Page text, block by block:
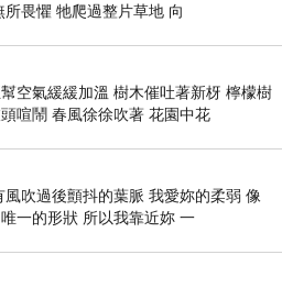
畏懼 牠爬過整片草地 向
空氣緩緩加溫 樹木催吐著新枒 檸檬樹
喧鬧 春風徐徐吹著 花園中花
吹過後顫抖的葉脈 我愛妳的柔弱 像
一的形狀 所以我靠近妳 一